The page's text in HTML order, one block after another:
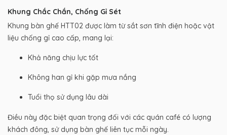
Khung Chắc Chắn, Chống Gỉ Sét
Khung bàn ghế HTT02 được làm từ sắt sơn tĩnh điện hoặc vật
liệu chống gỉ cao cấp, mang lại:
Khả năng chịu lực tốt
Không han gỉ khi gặp mưa nắng
Tuổi thọ sử dụng lâu dài
Điều này đặc biệt quan trọng đối với các quán café có lượng
khách đông, sử dụng bàn ghế liên tục mỗi ngày.